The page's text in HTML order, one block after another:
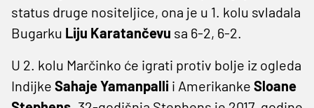
status druge nositeljice, ona je u 1. kolu svladala
Bugarku Liju Karatančevu sa 6-2, 6-2.
U 2. kolu Marčinko će igrati protiv bolje iz ogleda
Indijke Sahaje Yamanpalli i Amerikanke Sloane